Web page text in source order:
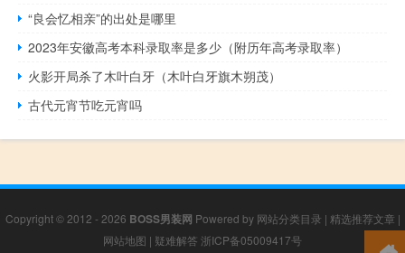
“良会忆相亲”的出处是哪里
2023年安徽高考本科录取率是多少（附历年高考录取率）
火影开局杀了木叶白牙（木叶白牙旗木朔茂）
古代元宵节吃元宵吗
Copyright © 2012 - 2026 BOSS男装网 Powered by 网站分类目录 | 精选推荐文章 |
网站地图 | 疑难解答 浙ICP备05009417号